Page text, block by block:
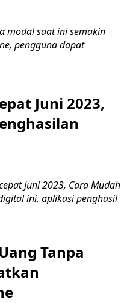
modal saat ini semakin
pengguna dapat
Juni 2023,
Juni 2023, Cara Mudah
ini, aplikasi penghasil
Tanpa